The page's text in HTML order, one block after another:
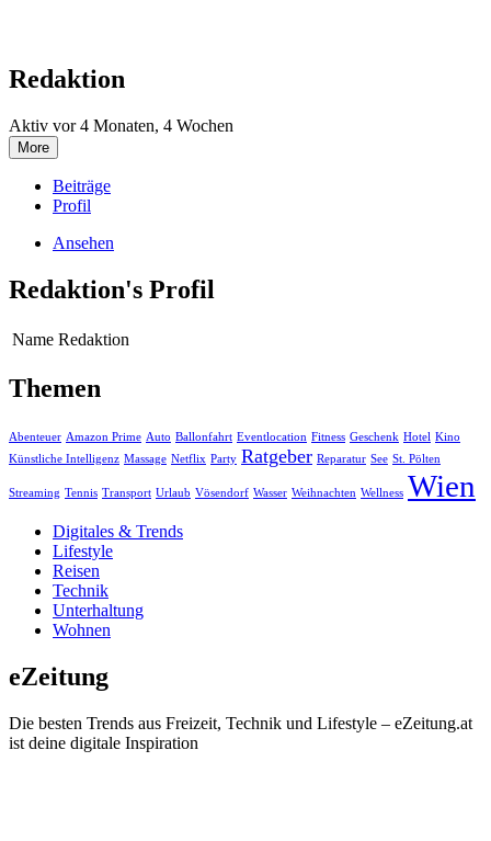
Redaktion
Aktiv vor 4 Monaten, 4 Wochen
More
Beiträge
Profil
Ansehen
Redaktion's Profil
Name Redaktion
Themen
Abenteuer Amazon Prime Auto Ballonfahrt Eventlocation Fitness Geschenk Hotel Kino
Künstliche Intelligenz Massage Netflix Party Ratgeber Reparatur See St. Pölten
Streaming Tennis Transport Urlaub Vösendorf Wasser Weihnachten Wellness Wien
Digitales & Trends
Lifestyle
Reisen
Technik
Unterhaltung
Wohnen
eZeitung
Die besten Trends aus Freizeit, Technik und Lifestyle – eZeitung.at
ist deine digitale Inspiration